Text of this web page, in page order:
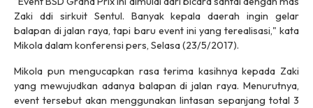
Zaki ddi sirkuit Sentul. Banyak kepala daerah ingin gelar
balapan‎ di jalan raya, tapi baru event ini yang terealisasi," kata
Mikola dalam konferensi pers, Selasa (23/5/2017).
Mikola pun mengucapkan rasa terima kasihnya kepada Zaki
yang mewujudkan adanya balapan di jalan raya. Menurutnya,
event tersebut akan menggunakan lintasan sepanjang total 3